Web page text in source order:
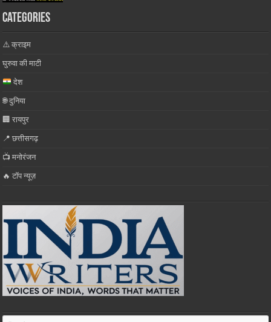
Categories
⚠️ क्राइम
घुरुवा की माटी
देश
🌐 दुनिया
🏢 रायपुर
📍 छत्तीसगढ़
📺 मनोरंजन
🔥 टॉप न्यूज़